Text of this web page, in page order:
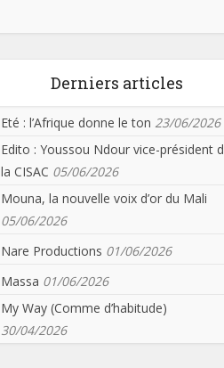
Derniers articles
Eté : l’Afrique donne le ton 23/06/2026
Edito : Youssou Ndour vice-président
la CISAC 05/06/2026
Mouna, la nouvelle voix d’or du Mali
05/06/2026
Nare Productions 01/06/2026
Massa 01/06/2026
My Way (Comme d’habitude)
30/04/2026